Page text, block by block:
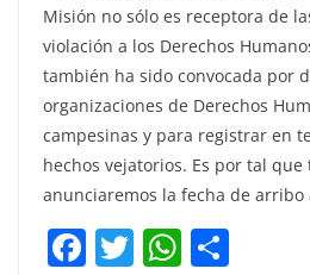
Misión no sólo es receptora de
violación a los Derechos
también ha sido convocada por
organizaciones de Derechos
campesinas y para registrar en
hechos vejatorios. Es por tal que
anunciaremos la fecha de arribo
F T W